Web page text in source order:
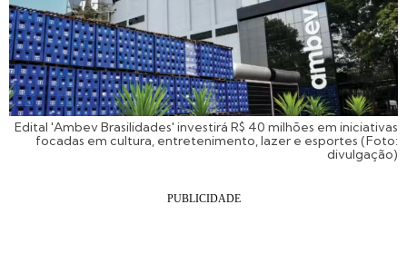
Edital 'Ambev Brasilidades' investirá R$ 40 milhões em iniciativas
focadas em cultura, entretenimento, lazer e esportes (Foto:
divulgação)